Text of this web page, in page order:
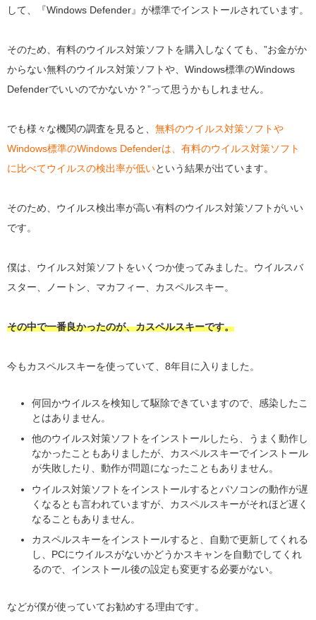
して、『Windows Defender』が標準でインストールされています。
そのため、有料のウイルス対策ソフトを購入しなくても、”お金がか
からない無料のウイルス対策ソフトや、Windows標準のWindows
Defenderでいいのでかないか？”って思うかもしれません。
でも様々な機関の調査を見ると、 無料のウイルス対策ソフトや
Windows標準のWindows Defenderは、有料のウイルス対策ソフト
に比べてウイルスの検出率が低い という結果が出ています。
そのため、ウイルス検出率が高い有料のウイルス対策ソフトがいい
です。
僕は、ウイルス対策ソフトをいくつか使ってみました。ウイルスバ
スター、ノートン、マカフィー、カスペルスキー。
その中で一番良かったのが、カスペルスキーです。
今もカスペルスキーを使っていて、8年目に入りました。
何回かウイルスを検知して駆除できていますので、感染したこ
とはありません。
他のウイルス対策ソフトをインストールしたら、うまく動作し
なかったこともありましたが、カスペルスキーでインストール
が失敗したり、動作が問題になったこともありません。
ウイルス対策ソフトをインストールするとパソコンの動作が遅
くなるとも言われていますが、カスペルスキーがそれほど遅く
なることもありません。
カスペルスキーをインストールすると、自動で更新してくれる
し、PCにウイルスがないかどうかスキャンを自動でしてくれ
るので、インストール後の設定も変更する必要がない。
などが僕が使っていてお勧めする理由です。